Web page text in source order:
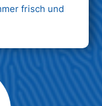
frisch und